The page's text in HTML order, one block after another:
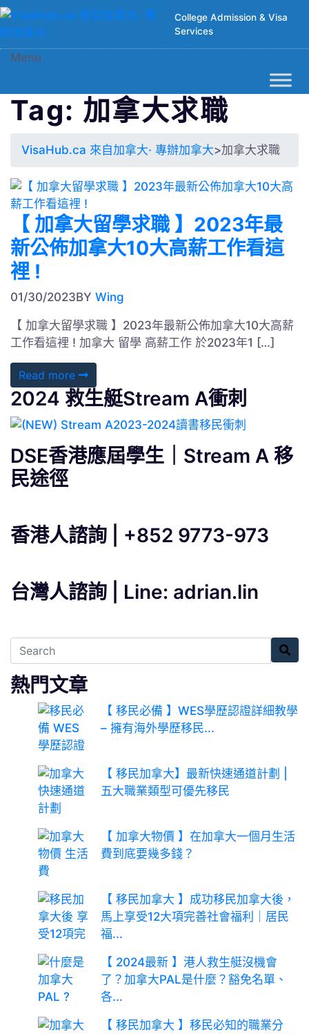
College Admission & Visa
Services
Menu
Tag: 加拿大求職
VisaHub.ca 來自加拿大· 專辦加拿大>加拿大求職
【 加拿大留學求職 】2023年最
新公佈加拿大10大高薪工作看這
裡 !
01/30/2023BY Wing
【 加拿大留學求職 】2023年最新公佈加拿大10大高薪
工作看這裡 ! 加拿大 留學 高薪工作 於2023年1 […]
Read more
2024 救生艇Stream A衝刺
DSE香港應屆學生｜Stream A 移
民途徑
香港人諮詢 | +852 9773-973
台灣人諮詢 | Line: adrian.lin
熱門文章
【 移民必備 】WES學歷認證詳細教學
– 擁有海外學歷移民...
【 移民加拿大】最新快速通道計劃 |
五大職業類型可優先移民
【 加拿大物價 】在加拿大一個月生活
費到底要幾多錢？
【 移民加拿大 】成功移民加拿大後，
馬上享受12大項完善社會福利｜居民
福...
【 2024最新 】港人救生艇沒機會
了？加拿大PAL是什麼？豁免名單、
各...
【 移民加拿大 】移民必知的職業分